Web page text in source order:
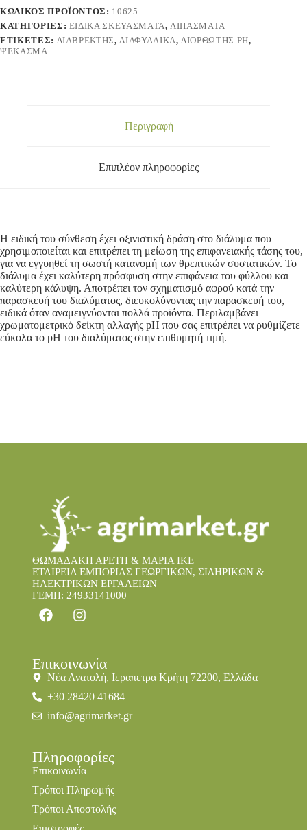
ΚΩΔΙΚΌΣ ΠΡΟΪΌΝΤΟΣ: 10625
ΚΑΤΗΓΟΡΊΕΣ: ΕΙΔΙΚΑ ΣΚΕΥΑΣΜΑΤΑ, ΛΙΠΑΣΜΑΤΑ
ΕΤΙΚΈΤΕΣ: ΔΙΑΒΡΈΚΤΗΣ, ΔΙΑΦΥΛΛΙΚΆ, ΔΙΟΡΘΩΤΉΣ PH,
ΨΈΚΑΣΜΑ
Περιγραφή
Επιπλέον πληροφορίες
Η ειδική του σύνθεση έχει οξινιστική δράση στο διάλυμα που
χρησιμοποιείται και επιτρέπει τη μείωση της επιφανειακής τάσης του,
για να εγγυηθεί τη σωστή κατανομή των θρεπτικών συστατικών. Το
διάλυμα έχει καλύτερη πρόσφυση στην επιφάνεια του φύλλου και
καλύτερη κάλυψη. Αποτρέπει τον σχηματισμό αφρού κατά την
παρασκευή του διαλύματος, διευκολύνοντας την παρασκευή του,
ειδικά όταν αναμειγνύονται πολλά προϊόντα. Περιλαμβάνει
χρωματομετρικό δείκτη αλλαγής pH που σας επιτρέπει να ρυθμίζετε
εύκολα το pH του διαλύματος στην επιθυμητή τιμή.
ΘΩΜΑΔΑΚΗ ΑΡΕΤΗ & ΜΑΡΙΑ IKE
ΕΤΑΙΡΕΙΑ ΕΜΠΟΡΙΑΣ ΓΕΩΡΓΙΚΩΝ, ΣΙΔΗΡΙΚΩΝ &
ΗΛΕΚΤΡΙΚΩΝ ΕΡΓΑΛΕΙΩΝ
ΓΕΜΗ: 24933141000
Επικοινωνία
Νέα Ανατολή, Ιεραπετρα Κρήτη 72200, Ελλάδα
+30 28420 41684
info@agrimarket.gr
Πληροφορίες
Επικοινωνία
Τρόποι Πληρωμής
Τρόποι Αποστολής